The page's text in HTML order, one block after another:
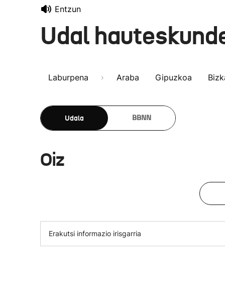
Entzun
Udal
Laburpena Araba Gipuzkoa
Udala BBNN
Oiz
Erakutsi informazio irisgarria